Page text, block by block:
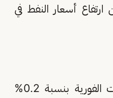
أسعار النفط في
وانخفض سعر الذهب في المعاملات الفورية بنسبة 0.2%